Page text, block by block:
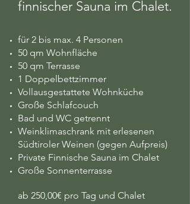
finnischer Sauna im Chalet.
für 2 bis max. 4 Personen
50 qm Wohnfläche
50 qm Terrasse
1 Doppelbettzimmer
Vollausgestattete Wohnküche
Große Schlafcouch
Bad und WC getrennt
Weinklimaschrank mit erlesenen
Südtiroler Weinen (gegen Aufpreis)
Private Finnische Sauna im Chalet
Große Sonnenterrasse
ab 250,00€ pro Tag und Chalet